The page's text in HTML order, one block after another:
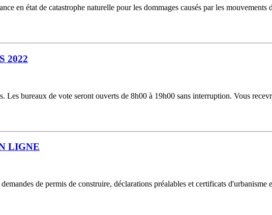
en état de catastrophe naturelle pour les dommages causés par les mouvements
2022
bureaux de vote seront ouverts de 8h00 à 19h00 sans interruption. Vous
LIGNE
de permis de construire, déclarations préalables et certificats